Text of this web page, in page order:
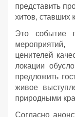
представить
хитов, ставших
Это событие
мероприятий,
ценителей
локации
предложить
живое
природными
Согласно